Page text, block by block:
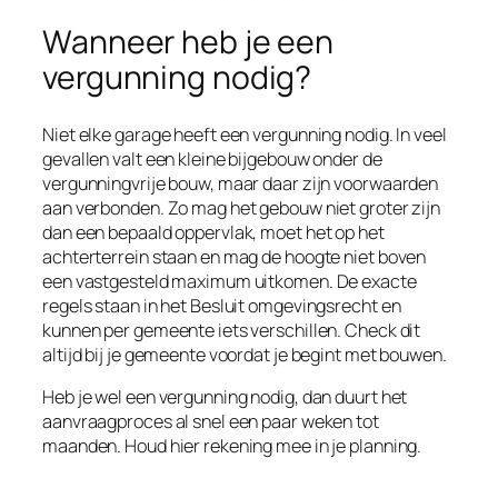
Wanneer heb je een
vergunning nodig?
Niet elke garage heeft een vergunning nodig. In veel
gevallen valt een kleine bijgebouw onder de
vergunningvrije bouw, maar daar zijn voorwaarden
aan verbonden. Zo mag het gebouw niet groter zijn
dan een bepaald oppervlak, moet het op het
achterterrein staan en mag de hoogte niet boven
een vastgesteld maximum uitkomen. De exacte
regels staan in het Besluit omgevingsrecht en
kunnen per gemeente iets verschillen. Check dit
altijd bij je gemeente voordat je begint met bouwen.
Heb je wel een vergunning nodig, dan duurt het
aanvraagproces al snel een paar weken tot
maanden. Houd hier rekening mee in je planning.